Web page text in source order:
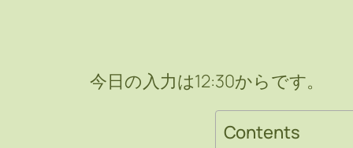
今日の入力は12:30からです。
Contents